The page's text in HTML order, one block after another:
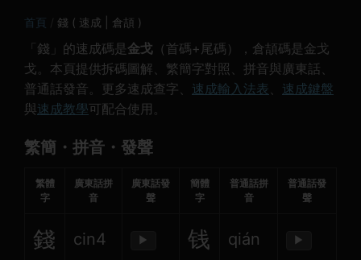
首頁 錢 ( 速成 | 倉頡 )
「錢」的速成碼是 金戈 （首碼+尾碼），倉頡碼是金戈
戈。本頁提供拆碼圖解、繁簡字對照、拼音與廣東話、
普通話發音。更多速成查字、 速成輸入法表、 速成鍵盤
與速成教學可配合使用。
繁簡・拼音・發聲
繁體
字
廣東話拼
音
廣東話發
聲
簡體
字
普通話拼
音
普通話發
聲
錢 cin4 ▶ 钱 qián ▶